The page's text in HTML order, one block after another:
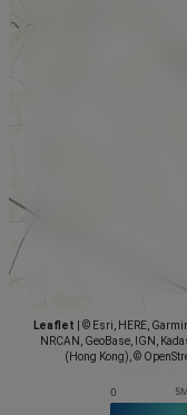
Leaflet
© Esri, HERE,
NRCAN, GeoBase, IGN,
(Hong Kong), ©